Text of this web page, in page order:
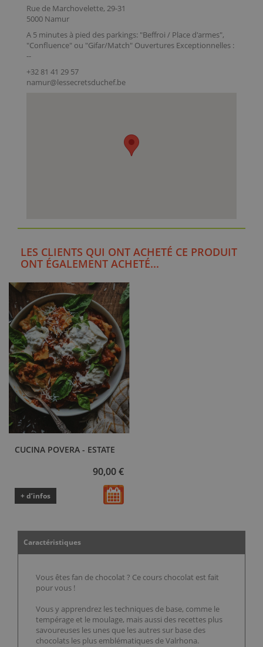
Rue de Marchovelette, 29-31
5000 Namur
A 5 minutes à pied des parkings: "Beffroi / Place d'armes",
"Confluence" ou "Gifar/Match" Ouvertures Exceptionnelles :
--
+32 81 41 29 57
namur@lessecretsduchef.be
LES CLIENTS QUI ONT ACHETÉ CE PRODUIT
ONT ÉGALEMENT ACHETÉ...
CUCINA POVERA - ESTATE
90,00 €
+ d’infos
Caractéristiques
Vous êtes fan de chocolat ? Ce cours chocolat est fait
pour vous !
Vous y apprendrez les techniques de base, comme le
tempérage et le moulage, mais aussi des recettes plus
savoureuses les unes que les autres sur base des
chocolats les plus emblématiques de Valrhona.